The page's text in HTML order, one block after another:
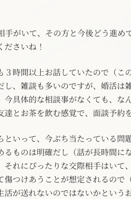
手がいて、その方と今後どう進め
さいね！
３時間以上お話していたので（こ
し、雑談も多いのですが、婚活は
今具体的な相談事がなくても、な
達とお茶を飲む感覚で、面談予約
といって、今ぶち当たっている問
るものは明確だし（話が長時間に
れにぴったりな交際相手はいて
傷つけあうことが想定されるので
活が送れないのではないかという